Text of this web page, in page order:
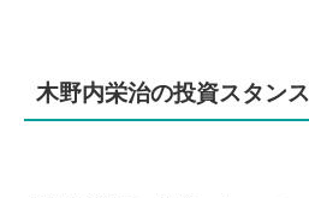
木野内栄治の投資スタン